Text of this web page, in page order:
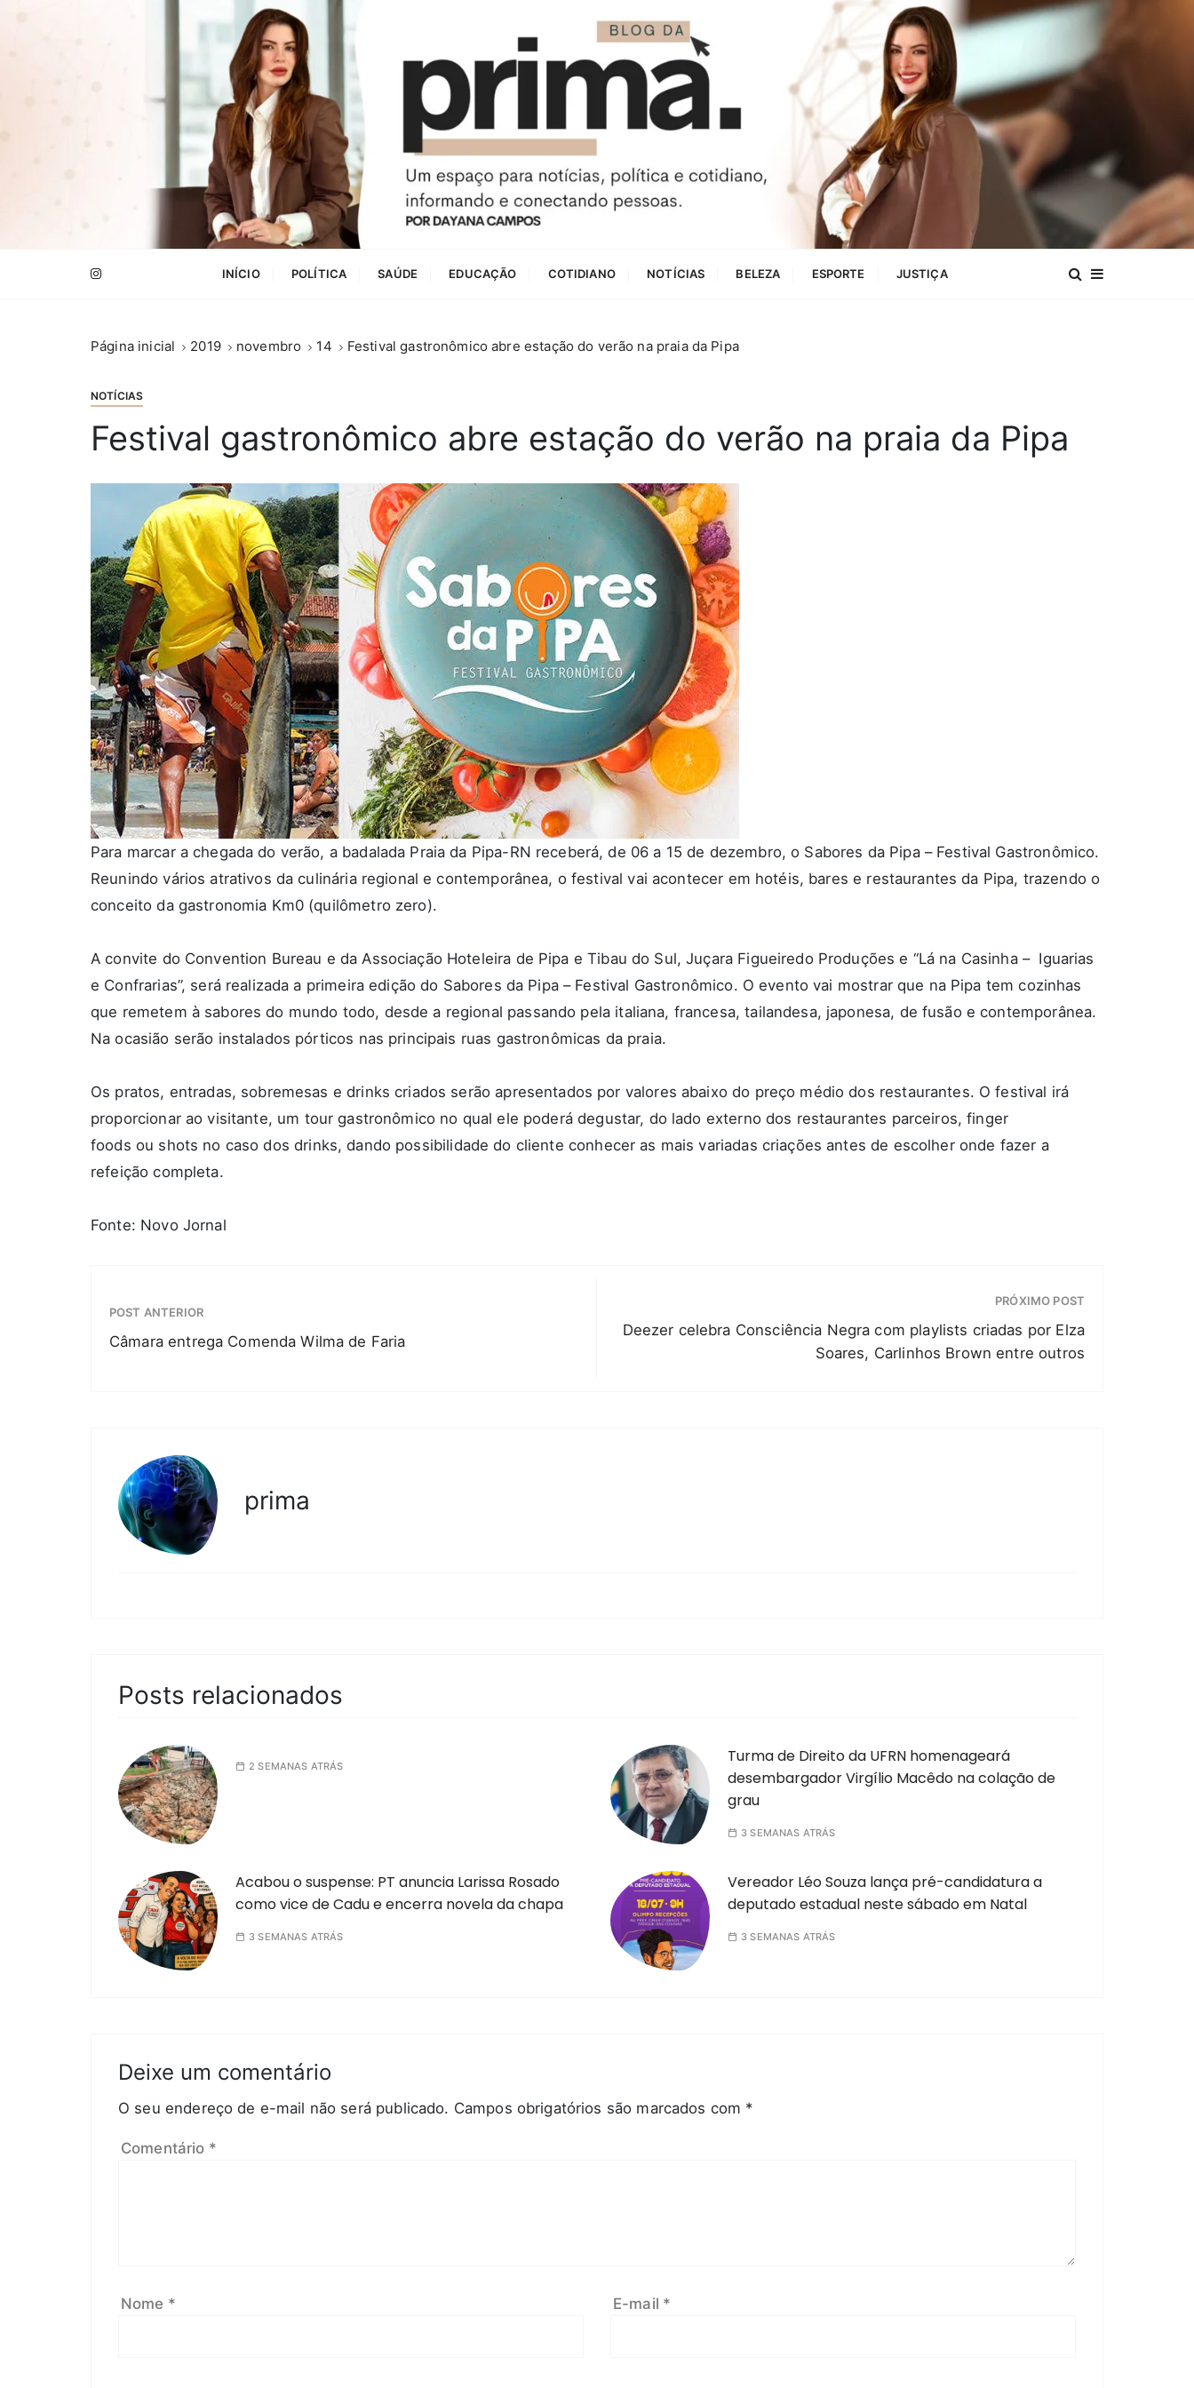
ú
INÍCIO POLÍTICA SAÚDE EDUCAÇÃO COTIDIANO NOTÍCIAS BELEZA ESPORTE JUSTIÇA
Página inicial 2019 novembro 14 Festival gastronômico abre estação do verão na praia da Pipa
NOTÍCIAS
Festival gastronômico abre estação do verão na praia da Pipa
Para marcar a chegada do verão, a badalada Praia da Pipa-RN receberá, de 06 a 15 de dezembro, o Sabores da Pipa – Festival Gastronômico.
Reunindo vários atrativos da culinária regional e contemporânea, o festival vai acontecer em hotéis, bares e restaurantes da Pipa, trazendo o
conceito da gastronomia Km0 (quilômetro zero).
A convite do Convention Bureau e da Associação Hoteleira de Pipa e Tibau do Sul, Juçara Figueiredo Produções e “Lá na Casinha – Iguarias
e Confrarias”, será realizada a primeira edição do Sabores da Pipa – Festival Gastronômico. O evento vai mostrar que na Pipa tem cozinhas
que remetem à sabores do mundo todo, desde a regional passando pela italiana, francesa, tailandesa, japonesa, de fusão e contemporânea.
Na ocasião serão instalados pórticos nas principais ruas gastronômicas da praia.
Os pratos, entradas, sobremesas e drinks criados serão apresentados por valores abaixo do preço médio dos restaurantes. O festival irá
proporcionar ao visitante, um tour gastronômico no qual ele poderá degustar, do lado externo dos restaurantes parceiros,finger
foods ou shots no caso dos drinks, dando possibilidade do cliente conhecer as mais variadas criações antes de escolher onde fazer a
refeição completa.
Fonte: Novo Jornal
POST ANTERIOR
Câmara entrega Comenda Wilma de Faria
PRÓXIMO POST
Deezer celebra Consciência Negra com playlists criadas por Elza
Soares, Carlinhos Brown entre outros
prima
Posts relacionados
2 SEMANAS ATRÁS
Turma de Direito da UFRN homenageará
desembargador Virgílio Macêdo na colação de
grau
3 SEMANAS ATRÁS
Acabou o suspense: PT anuncia Larissa Rosado
como vice de Cadu e encerra novela da chapa
3 SEMANAS ATRÁS
Vereador Léo Souza lança pré-candidatura a
deputado estadual neste sábado em Natal
3 SEMANAS ATRÁS
Deixe um comentário
O seu endereço de e-mail não será publicado. Campos obrigatórios são marcados com *
Comentário *
Nome * E-mail *